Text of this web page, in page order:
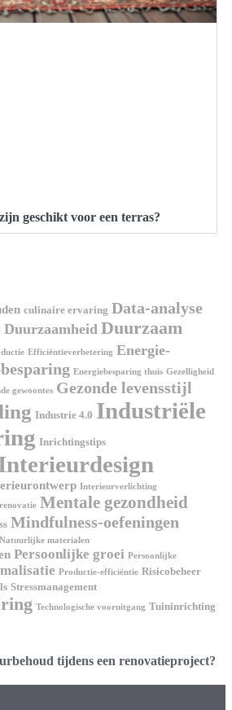
geschikt voor een terras?
culinaire ervaring Data-analyse
Duurzaamheid Duurzaam
Efficiëntieverbetering Energie-
Energiebesparing thuis Gezelligheid
gewoontes Gezonde levensstijl
Industrie 4.0 Industriële
Inrichtingstips
Interieurverlichting
Mentale gezondheid
Mindfulness-oefeningen
Natuurlijke materialen
Persoonlijke groei Persoonlijke
Productie-efficiëntie Risicobeheer
Stressmanagement
Technologische vooruitgang Tuininrichting
tijdens een renovatieproject?